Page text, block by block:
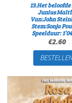
13.Het
Junius
Van:John
Stem:Sonja
Speelduur:
€2.60